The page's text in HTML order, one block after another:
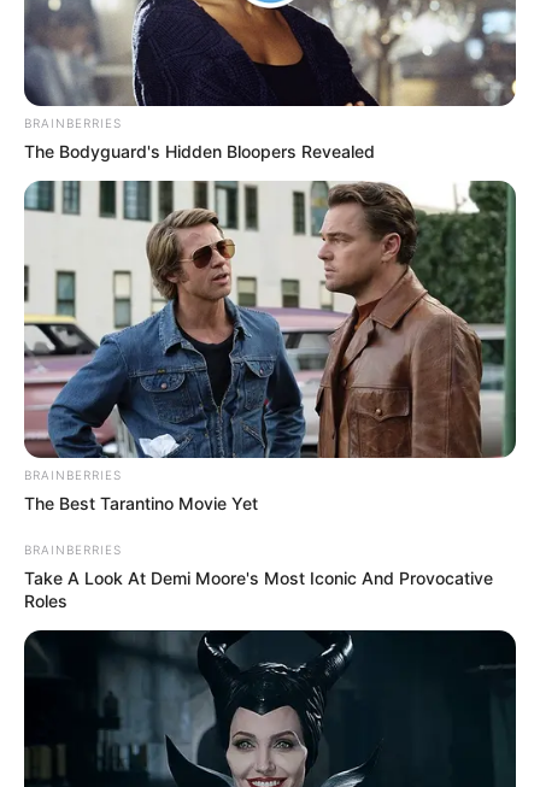
BRAINBERRIES
The Bodyguard's Hidden Bloopers Revealed
BRAINBERRIES
The Best Tarantino Movie Yet
BRAINBERRIES
Take A Look At Demi Moore's Most Iconic And Provocative
Roles